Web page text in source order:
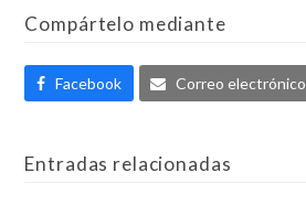
Compártelo mediante
Facebook Correo electrónico
Entradas relacionadas